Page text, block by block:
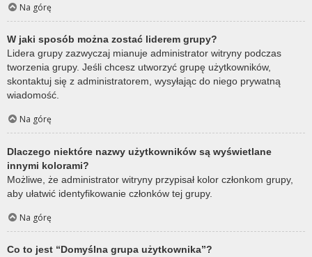
Na górę
W jaki sposób można zostać liderem grupy?
Lidera grupy zazwyczaj mianuje administrator witryny podczas
tworzenia grupy. Jeśli chcesz utworzyć grupę użytkowników,
skontaktuj się z administratorem, wysyłając do niego prywatną
wiadomość.
Na górę
Dlaczego niektóre nazwy użytkowników są wyświetlane
innymi kolorami?
Możliwe, że administrator witryny przypisał kolor członkom grupy,
aby ułatwić identyfikowanie członków tej grupy.
Na górę
Co to jest “Domyślna grupa użytkownika”?